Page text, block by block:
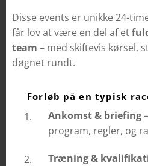
Disse events er unikke 24-
får lov at være en del af et
team – med skiftevis kørsel,
døgnet rundt.
🧑‍🔧 Forløb på en typisk
Ankomst & briefing
program, regler, og
Træning &